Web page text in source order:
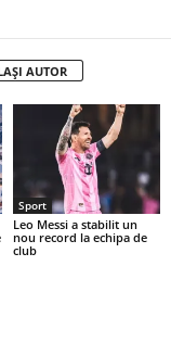
AUTOR
Sport
Leo Messi a stabilit un
nou record la echipa de
club